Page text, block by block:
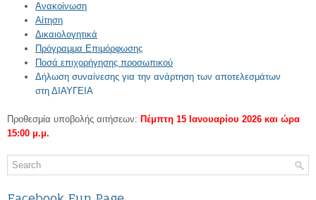
Ανακοίνωση
Αίτηση
Δικαιολογητικά
Πρόγραμμα Επιμόρφωσης
Ποσά επιχορήγησης προσωπικού
Δήλωση συναίνεσης για την ανάρτηση των αποτελεσμάτων
στη ΔΙΑΥΓΕΙΑ
Προθεσμία υποβολής αιτήσεων: Πέμπτη 15 Ιανουαρίου 2026 και ώρα
15:00 μ.μ.